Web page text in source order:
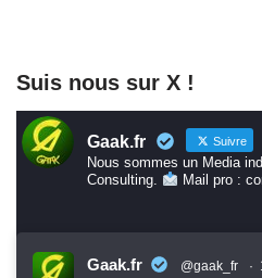
Suis nous sur X !
Gaak.fr Suivre
Nous sommes un Media
Consulting.
Mail pro :
Gaak.fr @gaak_fr ·